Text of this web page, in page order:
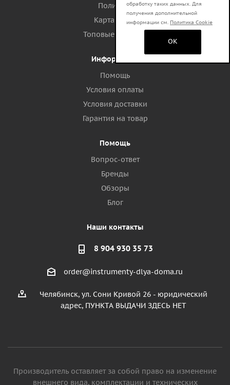
Политика
Карта сайта
Топовые запросы
Информация
Помощь
Условия оплаты
Условия доставки
Гарантия на товар
Помощь
Вопрос-ответ
Бренды
Обзоры
Блог
Наши контакты
8 904 930 35 73
order@instrumenty-dlya-doma.ru
Челябинск, ул. Сони Кривой 26 - юридический
адрес, ПУНКТА ВЫДАЧИ ЗДЕСЬ НЕТ
Производитель оставляет за собой право на изменение
внешнего вида, комплектации и технических
обработку таких данных. Для
получения дополнительной
информации см. Политика Cookie
OK